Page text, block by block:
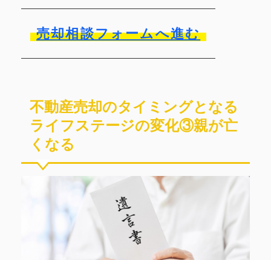
売却相談フォームへ進む
不動産売却のタイミングとなる
ライフステージの変化③親が亡
くなる